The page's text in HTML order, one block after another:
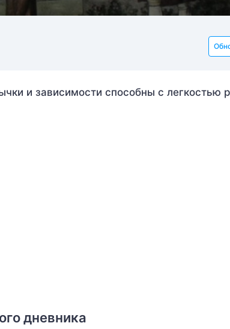
и зависимости способны с легкостью
дневника